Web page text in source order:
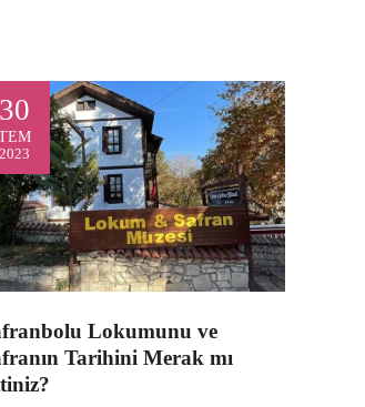
30
2023
Lokumunu ve
Tarihini Merak mı